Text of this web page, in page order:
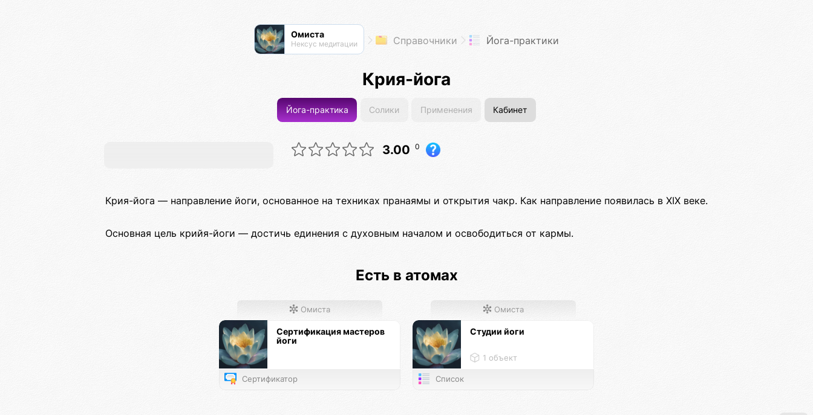
Омиста
Нексус медитации Справочники Йога-практики
Крия-йога
Йога-практика Солики Применения Кабинет
3.00 0
Крия-йога — направление йоги, основанное на техниках пранаямы и открытия чакр. Как направление появилась в XIX веке.
Основная цель крийя-йоги — достичь единения с духовным началом и освободиться от кармы.
Есть в атомах
Омиста
Сертификация мастеров
йоги
Сертификатор
Омиста
Студии йоги
1 объект
Список